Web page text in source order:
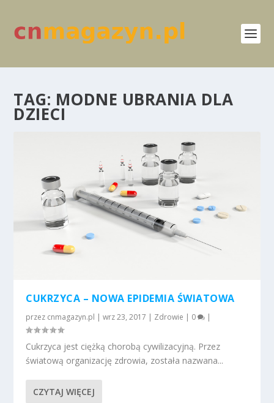
TAG: MODNE UBRANIA DLA
DZIECI
CUKRZYCA – NOWA EPIDEMIA ŚWIATOWA
przez cnmagazyn.pl |wrz 23, 2017 | Zdrowie | 0 |
Cukrzyca jest ciężką chorobą cywilizacyjną. Przez
światową organizację zdrowia, została nazwana...
CZYTAJ WIĘCEJ